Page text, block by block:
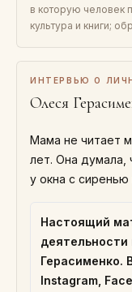
в которую человек
культура и книги;
ИНТЕРВЬЮ О
Олеся
Мама не читает
лет. Она думала,
у окна с сиренью
Настоящий
деятельности
Герасименко.
Instagram,